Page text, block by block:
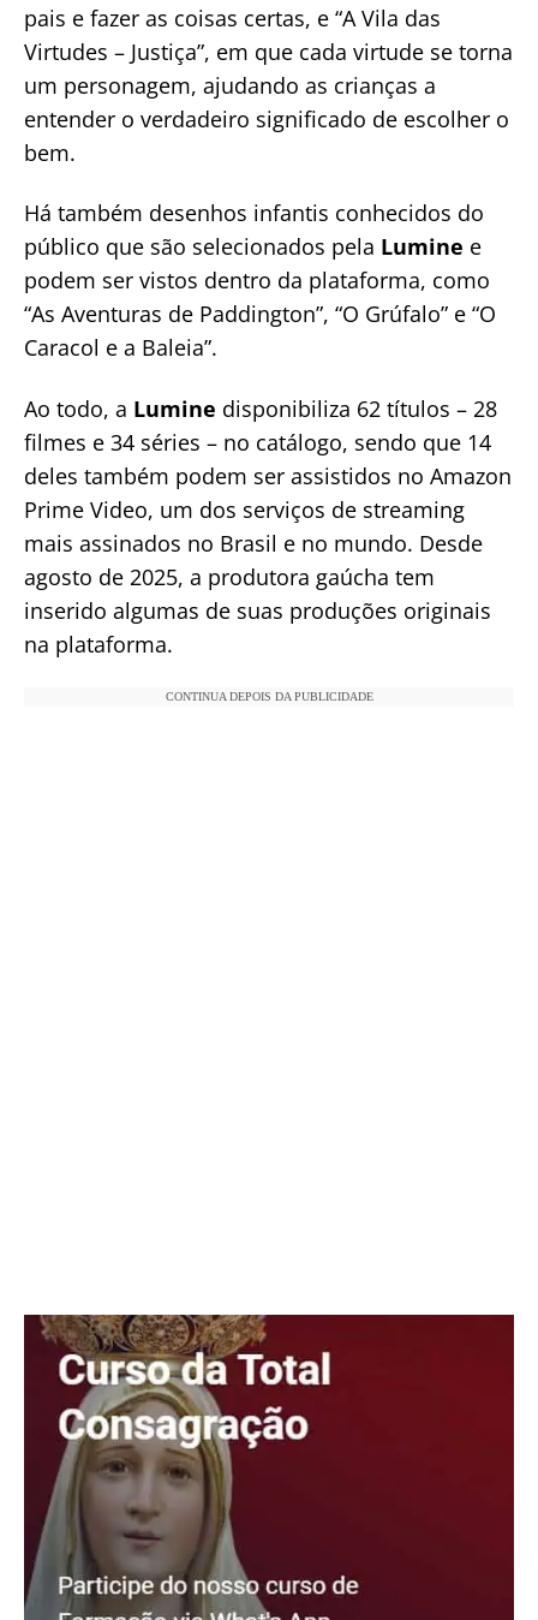
pais e fazer as coisas certas, e “A Vila das
Virtudes – Justiça”, em que cada virtude se torna
um personagem, ajudando as crianças a
entender o verdadeiro significado de escolher o
bem.
Há também desenhos infantis conhecidos do
público que são selecionados pela Lumine e
podem ser vistos dentro da plataforma, como
“As Aventuras de Paddington”, “O Grúfalo” e “O
Caracol e a Baleia”.
Ao todo, a Lumine disponibiliza 62 títulos – 28
filmes e 34 séries – no catálogo, sendo que 14
deles também podem ser assistidos no Amazon
Prime Video, um dos serviços de streaming
mais assinados no Brasil e no mundo. Desde
agosto de 2025, a produtora gaúcha tem
inserido algumas de suas produções originais
na plataforma.
CONTINUA DEPOIS DA PUBLICIDADE